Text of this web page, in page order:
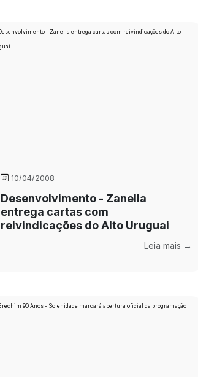
10/04/2008
Desenvolvimento - Zanella
entrega cartas com
reivindicações do Alto Uruguai
Leia mais →